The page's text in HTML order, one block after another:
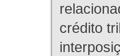
crédito